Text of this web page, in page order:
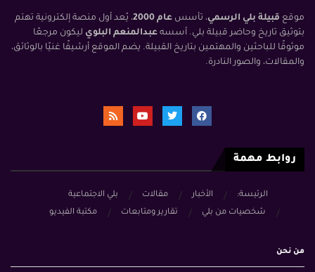
موقع قبيلة بلي الرسمي، تأسس عام 2000
، يُعد أول منصة إلكترونية تهتم
بتوثيق تاريخ وحاضر قبيلة بلي. أسسه عبدالمنعم البلوي ليكون مرجعًا
موثوقًا للباحثين والمهتمين بتاريخ القبيلة. يضم الموقع أرشيفًا غنيًا بالوثائق،
والمقالات، والصور النادرة.
روابط مهمة
الرئيسة: الأخبار مقالات
بلي الاجتماعية
شخصيات من بلي
تقارير ومتابعات مكتبة الفيديو
من نحن